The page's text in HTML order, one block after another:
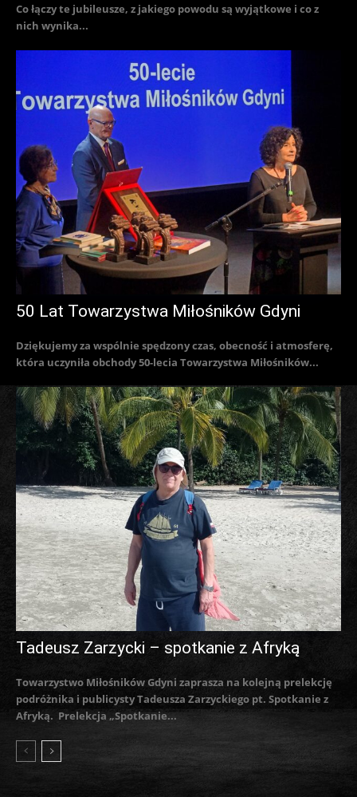
Co łączy te jubileusze, z jakiego powodu są wyjątkowe i co z
nich wynika...
50 Lat Towarzystwa Miłośników Gdyni
Dziękujemy za wspólnie spędzony czas, obecność i atmosferę,
która uczyniła obchody 50-lecia Towarzystwa Miłośników...
Tadeusz Zarzycki – spotkanie z Afryką
Towarzystwo Miłośników Gdyni zaprasza na kolejną prelekcję
podróżnika i publicysty Tadeusza Zarzyckiego pt. Spotkanie z
Afryką. Prelekcja „Spotkanie...